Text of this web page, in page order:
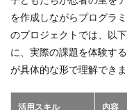
を作成しながらプログラ
のプロジェクトでは、以
に、実際の課題を体験す
が具体的な形で理解できま
活用スキル 内容